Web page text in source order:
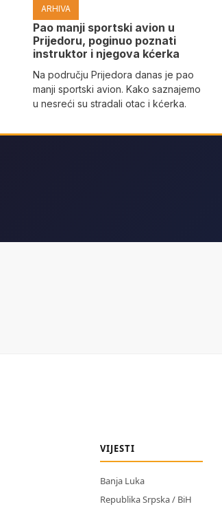
ARHIVA
Pao manji sportski avion u
Prijedoru, poginuo poznati
instruktor i njegova kćerka
Na području Prijedora danas je pao
manji sportski avion. Kako saznajemo
u nesreći su stradali otac i kćerka.
VIJESTI
Banja Luka
Republika Srpska / BiH